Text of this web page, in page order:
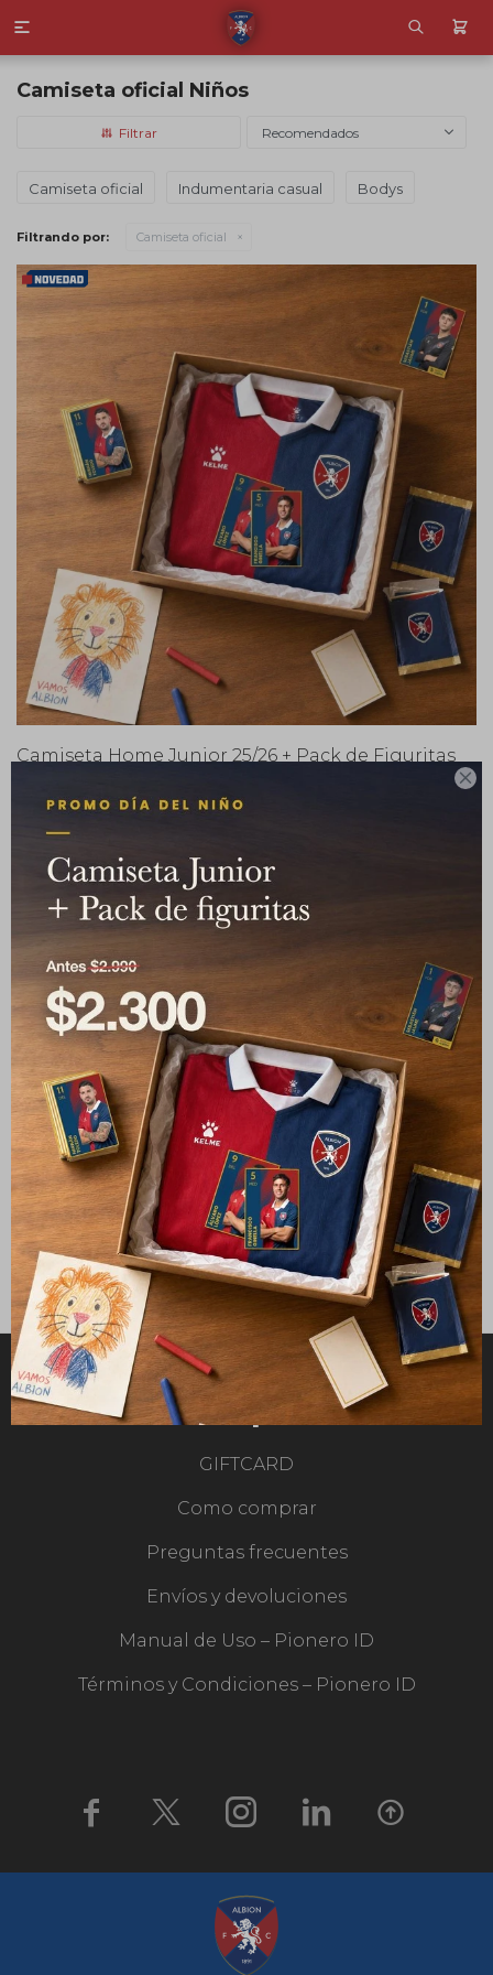


Camiseta oficial Niños
Recomendados
Camiseta oficial Indumentaria casual Bodys
Filtrando por: Camiseta oficial
Camiseta Home Junior 25/26 + Pack de Figuritas
2.300 $ 2.700
Camiseta Away Junior
25/26 + Pack de figuritas
Albion FC
$ 1.990 $ 2.100
5
Comprar
GIFTCARD
Como comprar
Preguntas frecuentes
Envíos y devoluciones
Manual de Uso – Pionero ID
Términos y Condiciones – Pionero ID
    